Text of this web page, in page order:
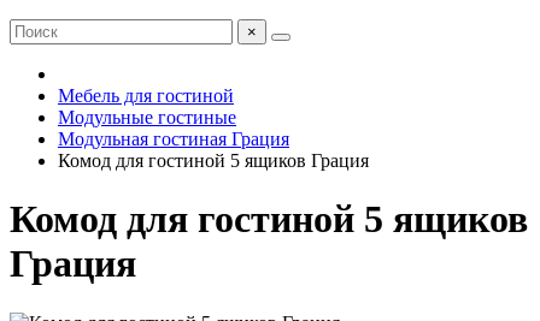
×
Мебель для гостиной
Модульные гостиные
Модульная гостиная Грация
Комод для гостиной 5 ящиков Грация
Комод для гостиной 5 ящиков
Грация